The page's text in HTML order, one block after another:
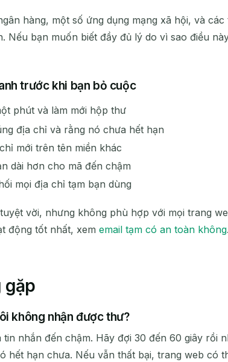
hàng, một số ứng dụng mạng xã hội, và
Nếu bạn muốn biết đầy đủ lý do vì sao điều
trước khi bạn bỏ cuộc
phút và làm mới hộp thư
địa chỉ và rằng nó chưa hết hạn
mới trên tên miền khác
dài hơn cho mã đến chậm
mọi địa chỉ tạm bạn dùng
vời, nhưng không phù hợp với mọi trang
động tốt nhất, xem email tạm có an toàn không
gặp
không nhận được thư?
nhắn đến chậm. Hãy đợi 30 đến 60 giây rồi
hết hạn chưa. Nếu vẫn thất bại, trang web có